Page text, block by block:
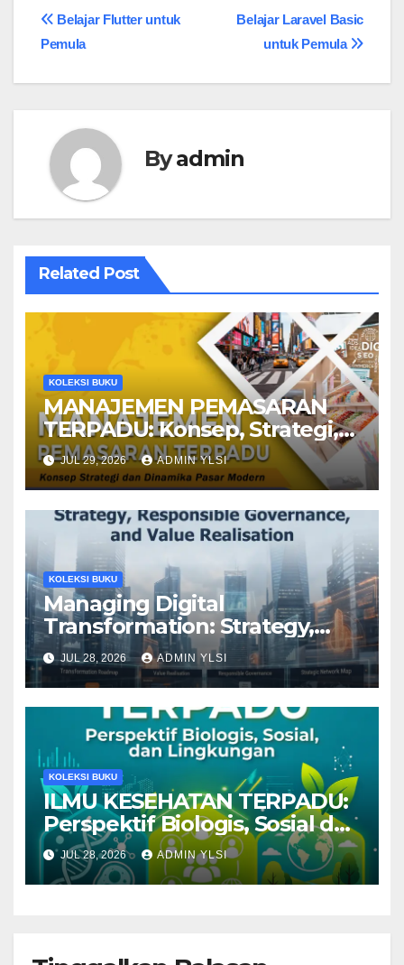
Belajar Laravel Basic
untuk Pemula
Belajar Flutter untuk
Pemula
Byadmin
Related Post
KOLEKSI BUKU
MANAJEMEN PEMASARAN
TERPADU: Konsep, Strategi,
dan Dinamika Pasar Modern
JUL 29, 2026 ADMIN YLSI
KOLEKSI BUKU
Managing Digital
Transformation: Strategy,
Responsible Governance, and
Value Realisation
JUL 28, 2026 ADMIN YLSI
KOLEKSI BUKU
ILMU KESEHATAN TERPADU:
Perspektif Biologis, Sosial dan
Lingkungan
JUL 28, 2026 ADMIN YLSI